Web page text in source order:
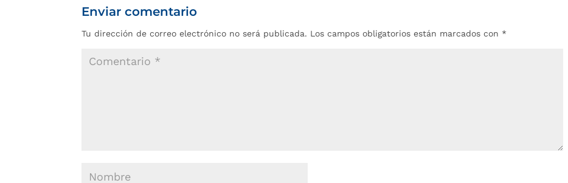
Enviar comentario
Tu dirección de correo electrónico no será publicada. Los campos obligatorios están marcados con *